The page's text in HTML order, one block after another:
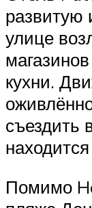
развитую
улице
кухни.
съездить
Помимо